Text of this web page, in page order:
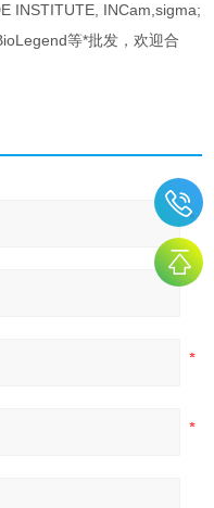
INSTITUTE, INCam,sigma;
等*批发，欢迎合